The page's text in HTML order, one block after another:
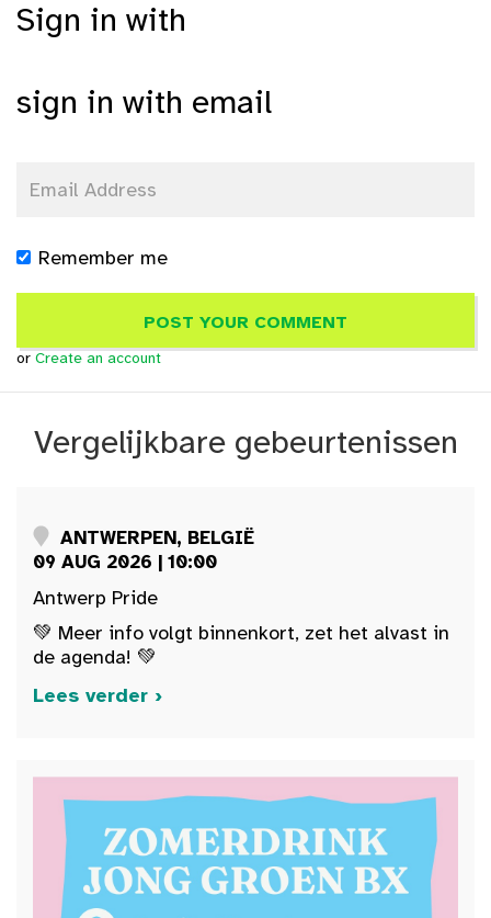
Sign in with
sign in with email
Remember me
or Create an account
Vergelijkbare gebeurtenissen
ANTWERPEN, BELGIË
09 AUG 2026 | 10:00
Antwerp Pride
💚 Meer info volgt binnenkort, zet het alvast in
de agenda! 💚
Lees verder ›